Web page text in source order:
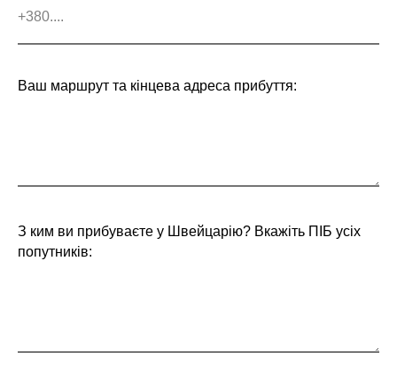
Ваш маршрут та кінцева адреса прибуття:
З ким ви прибуваєте у Швейцарію? Вкажіть ПІБ усіх
попутників: